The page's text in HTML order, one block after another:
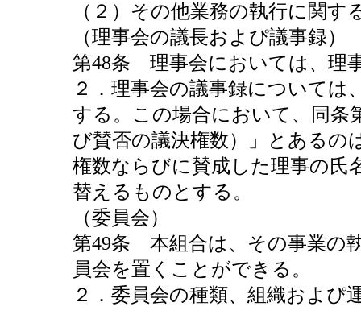
（２）その他業務の執行に関
（理事会の議長およぴ議事録）
第48条 理事会においては、理
２．理事会の議事録については
する。この場合において、同条
び賛否の議決権数）」とあるの
権数ならびに賛成した理事の氏
替えるものとする。
（委員会）
第49条 本組合は、その事業の
員会を置くことができる。
２．委員会の種類、組織およぴ